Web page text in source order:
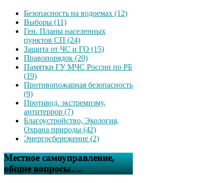
Безопасность на водоемах (12)
Выборы (11)
Ген. Планы населенных
пунктов СП (24)
Защита от ЧС и ГО (15)
Правопорядок (20)
Памятки ГУ МЧС России по РБ
(19)
Противопожарная безопасность
(9)
Противод. экстремизму,
антитеррор (7)
Благоустройство, Экология,
Охрана природы (42)
Энергосбережение (2)
Местное самоуправление,
общие вопросы….